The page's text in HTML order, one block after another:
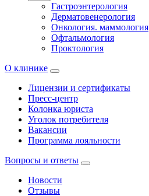
Гастроэнтерология
Дерматовенерология
Онкология. маммология
Офтальмология
Проктология
О клинике
Лицензии и сертификаты
Пресс-центр
Колонка юриста
Уголок потребителя
Вакансии
Программа лояльности
Вопросы и ответы
Новости
Отзывы